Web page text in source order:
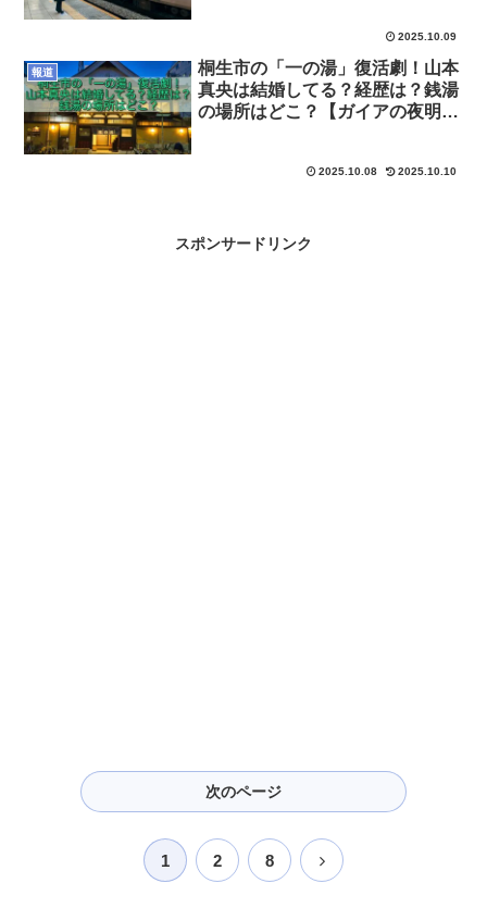
2025.10.09
報道
桐生市の「一の湯」復活劇！山本
真央は結婚してる？経歴は？銭湯
の場所はどこ？【ガイアの夜明
2025.10.08 2025.10.10
スポンサードリンク
次のページ
1 2 8 次